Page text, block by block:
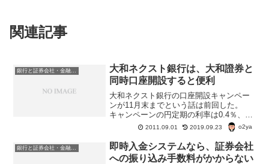
関連記事
大和ネクスト銀行は、大和證券と
同時口座開設すると便利
大和ネクスト銀行の口座開設キャンペー
ンが11月末までという話は前回した。
キャンペーンの円定期の利率は0.4％、預
け入れ限度額は10万円以上。 ほかのネ
ットバンクより、高く設定されてい
る。 大和證券の系列ということで、不
安に思う必要はない。...
2011.09.01 2019.09.23 o2ya
即時入金システムなら、証券会社
への振り込み手数料がかからない